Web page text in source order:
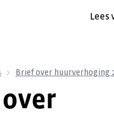
Lees
Brief over huurverhoging